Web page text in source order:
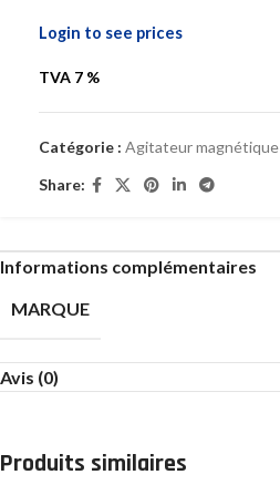
Login to see prices
TVA 7 %
Catégorie : Agitateur magnétique
Share:
Informations complémentaires
MARQUE
Avis (0)
Produits similaires